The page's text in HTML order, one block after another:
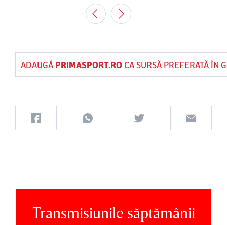
ADAUGĂ PRIMASPORT.ROCA SURSĂ PREFERATĂ ÎN
Transmisiunile săptămânii